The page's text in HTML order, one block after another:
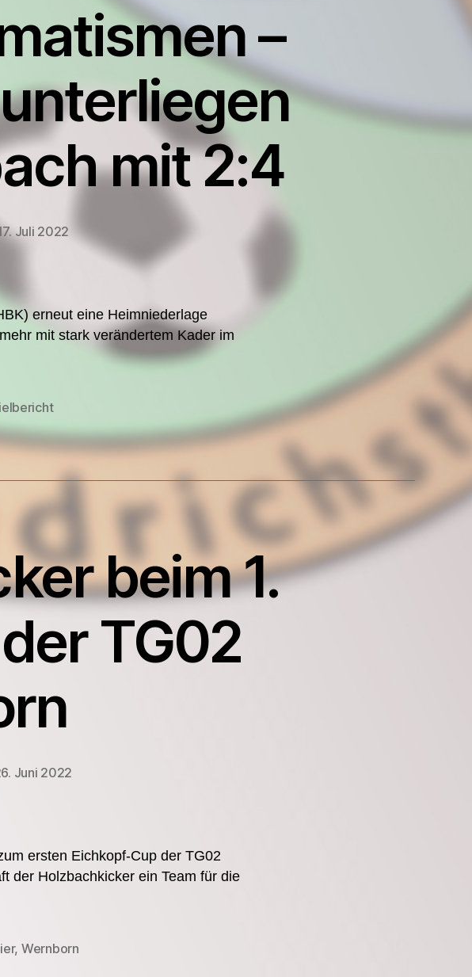
–
mit 2:4
Juli 2022
erneut eine Heimniederlage
mit stark verändertem Kader im
beim 1.
TG02
Juni 2022
ersten Eichkopf-Cup der TG02
der Holzbachkicker ein Team für die
, Wernborn